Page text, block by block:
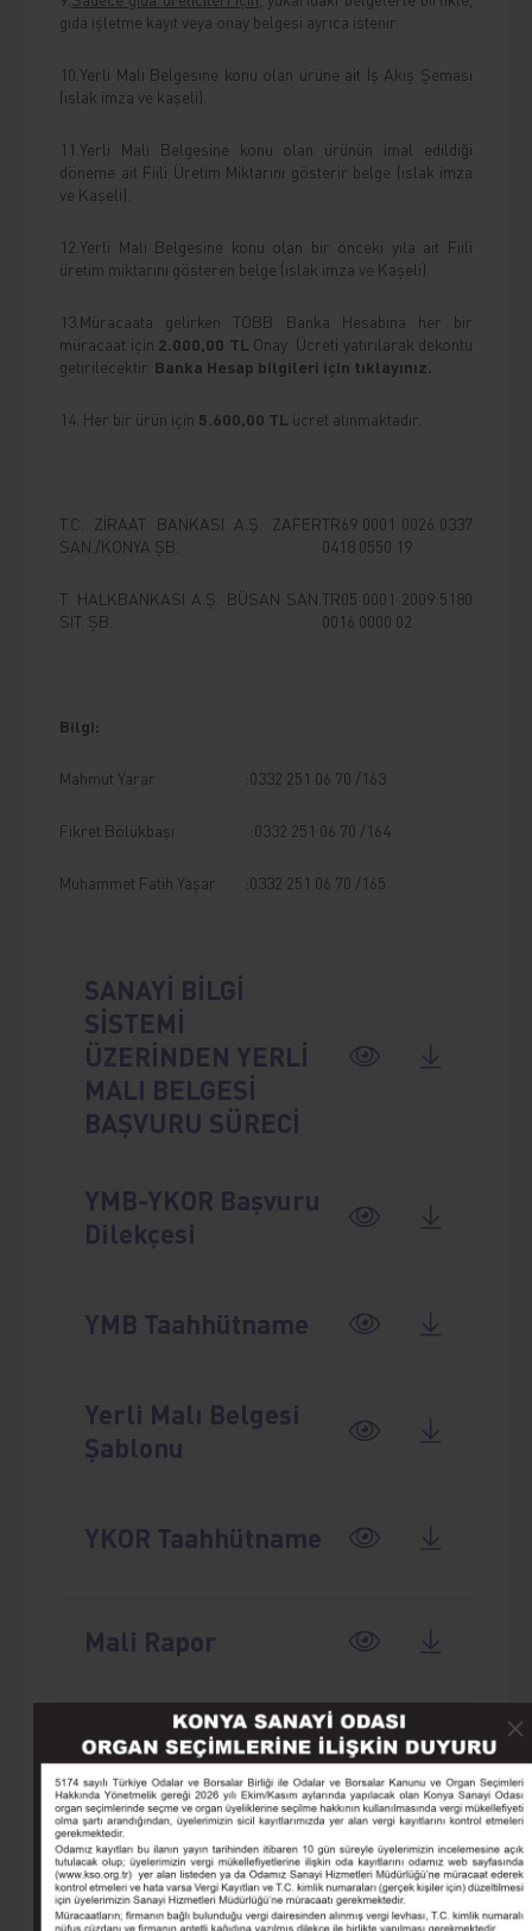
gıda işletme kayıt veya onay belgesi ayrıca istenir.
10.Yerli Malı Belgesine konu olan ürüne ait İş Akış Şeması
(ıslak imza ve kaşeli).
11.Yerli Malı Belgesine konu olan ürünün imal edildiği
döneme ait Fiili Üretim Miktarını gösterir belge (ıslak imza
ve Kaşeli).
12.Yerli Malı Belgesine konu olan bir önceki yıla ait Fiili
üretim miktarını gösteren belge (ıslak imza ve Kaşeli).
13.Müracaata gelirken TOBB Banka Hesabına her bir
müracaat için 2.000,00 TL Onay Ücreti yatırılarak dekontu
getirilecektir. Banka Hesap bilgileri için tıklayınız
14. Her bir ürün için 5.600,00 TL ücret alınmaktadır.
T.C. ZİRAAT BANKASI A.Ş. ZAFER
SAN./KONYA ŞB.
TR69 0001 0026 0337
0418 0550 19
T. HALKBANKASI A.Ş. BÜSAN SAN.
SİT. ŞB.
TR05 0001 2009 5180
0016 0000 02
Bilgi:
Mahmut Yarar :0332 251 06 70 /163
Fikret Bölükbaşı :0332 251 06 70 /164
Muhammet Fatih Yaşar :0332 251 06 70 /165
SANAYİ BİLGİ
SİSTEMİ
ÜZERİNDEN YERLİ
MALI BELGESİ
BAŞVURU SÜRECİ
YMB-YKOR Başvuru
Dilekçesi
YMB Taahhütname
Yerli Malı Belgesi
Şablonu
YKOR Taahhütname
Mali Rapor
Teknik Rapor
Yerli Katkı Oranı
Hesap Cetveli